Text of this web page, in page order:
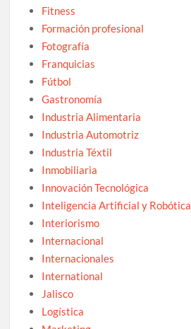
Fitness
Formación profesional
Fotografía
Franquicias
Fútbol
Gastronomía
Industria Alimentaria
Industria Automotriz
Industria Téxtil
Inmobiliaria
Innovación Tecnológica
Inteligencia Artificial y Robótica
Interiorismo
Internacional
Internacionales
International
Jalisco
Logística